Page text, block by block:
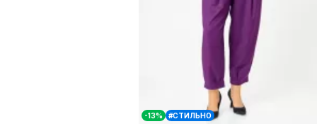
-13% #СТИЛЬНО